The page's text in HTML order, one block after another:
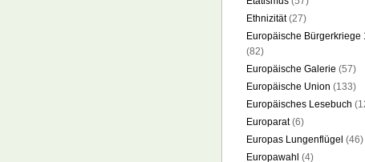
Ethnizität(27)
Europäische Bürgerkriege
(82)
Europäische Galerie (57)
Europäische Union (133)
Europäisches Lesebuch
Europarat(6)
Europas Lungenflügel (46)
Europawahl (4)